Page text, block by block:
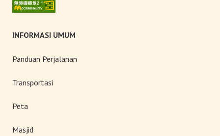
INFORMASI UMUM
Panduan Perjalanan
Transportasi
Peta
Masjid